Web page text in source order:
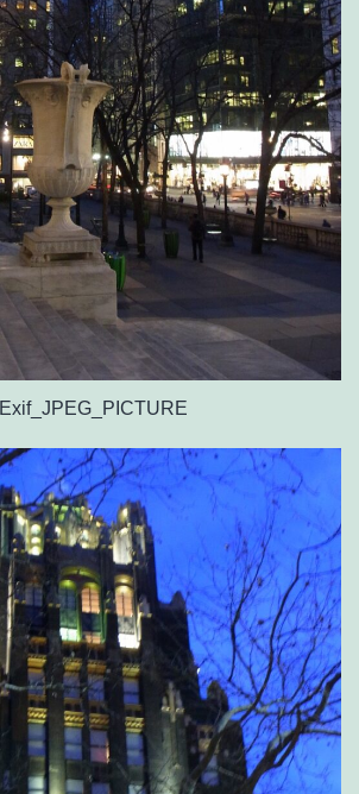
Exif_JPEG_PICTURE